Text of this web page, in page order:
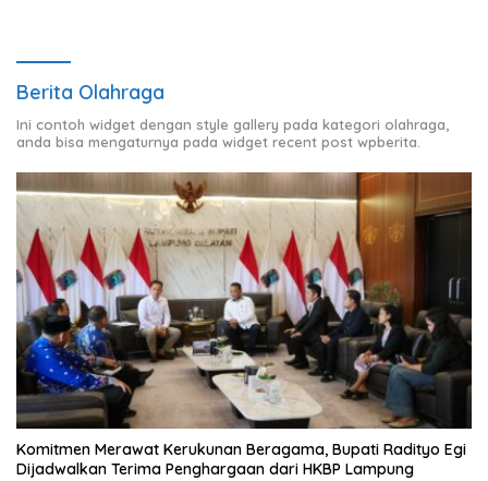
Berita Olahraga
Ini contoh widget dengan style gallery pada kategori olahraga,
anda bisa mengaturnya pada widget recent post wpberita.
Komitmen Merawat Kerukunan Beragama, Bupati Radityo Egi
Dijadwalkan Terima Penghargaan dari HKBP Lampung